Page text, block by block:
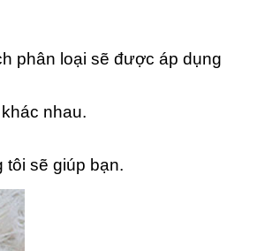
phân loại sẽ được áp dụng
nhau.
tôi sẽ giúp bạn.